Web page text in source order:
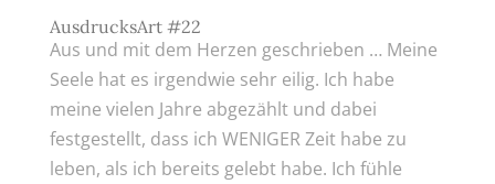
AusdrucksArt #22
Aus und mit dem Herzen geschrieben … Meine
Seele hat es irgendwie sehr eilig. Ich habe
meine vielen Jahre abgezählt und dabei
festgestellt, dass ich WENIGER Zeit habe zu
leben, als ich bereits gelebt habe. Ich fühle